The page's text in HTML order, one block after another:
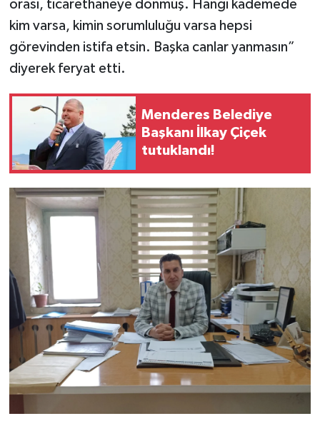
orası, ticarethaneye dönmüş. Hangi kademede
kim varsa, kimin sorumluluğu varsa hepsi
görevinden istifa etsin. Başka canlar yanmasın”
diyerek feryat etti.
Menderes Belediye
Başkanı İlkay Çiçek
tutuklandı!